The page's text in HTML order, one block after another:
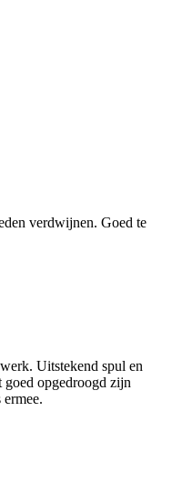
verdwijnen. Goed te
Uitstekend spul en
goed opgedroogd zijn